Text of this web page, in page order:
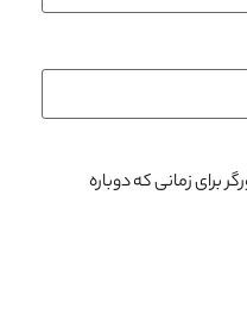
برای زمانی که دوباره